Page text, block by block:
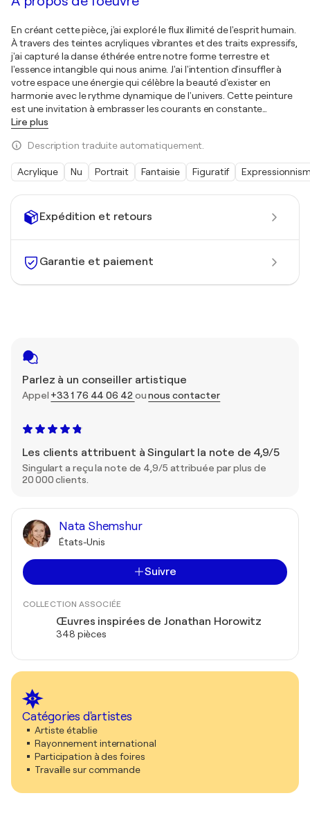
Expédition et retours
Garantie et paiement
Parlez à un conseiller artistique
Appel +33 1 76 44 06 42 ounous contacter
Les clients attribuent à Singulart la note de 4,9/5
Singulart a reçu la note de 4,9/5 attribuée par plus de
20 000 clients.
Nata Shemshur
États-Unis
Suivre
COLLECTION ASSOCIÉE
Œuvres inspirées de Jonathan Horowitz
348 pièces
Catégories d'artistes
Artiste établie
Rayonnement international
Participation à des foires
Travaille sur commande
En créant cette pièce, j'ai exploré le flux illimité de l'esprit humain.
À travers des teintes acryliques vibrantes et des traits expressifs,
j'ai capturé la danse éthérée entre notre forme terrestre et
l'essence intangible qui nous anime. J'ai l'intention d'insuffler à
votre espace une énergie qui célèbre la beauté d'exister en
harmonie avec le rythme dynamique de l'univers. Cette peinture
est une invitation à embrasser les courants en constante
Lire plus
Description traduite automatiquement.
Acrylique Nu Portrait Fantaisie Figuratif